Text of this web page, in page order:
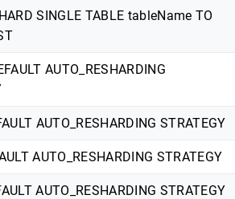
SINGLE TABLE tableName TO
AUTO_RESHARDING
AUTO_RESHARDING STRATEGY
AUTO_RESHARDING STRATEGY
AUTO_RESHARDING STRATEGY